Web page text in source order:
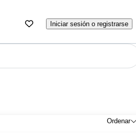
Iniciar sesión o registrarse
Ordenar